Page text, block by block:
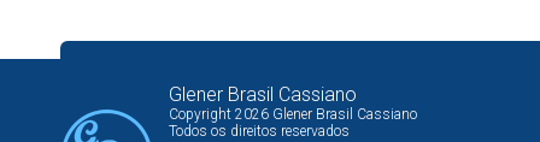
Glener Brasil Cassiano
Copyright 2026 Glener Brasil Cassiano
Todos os direitos reservados